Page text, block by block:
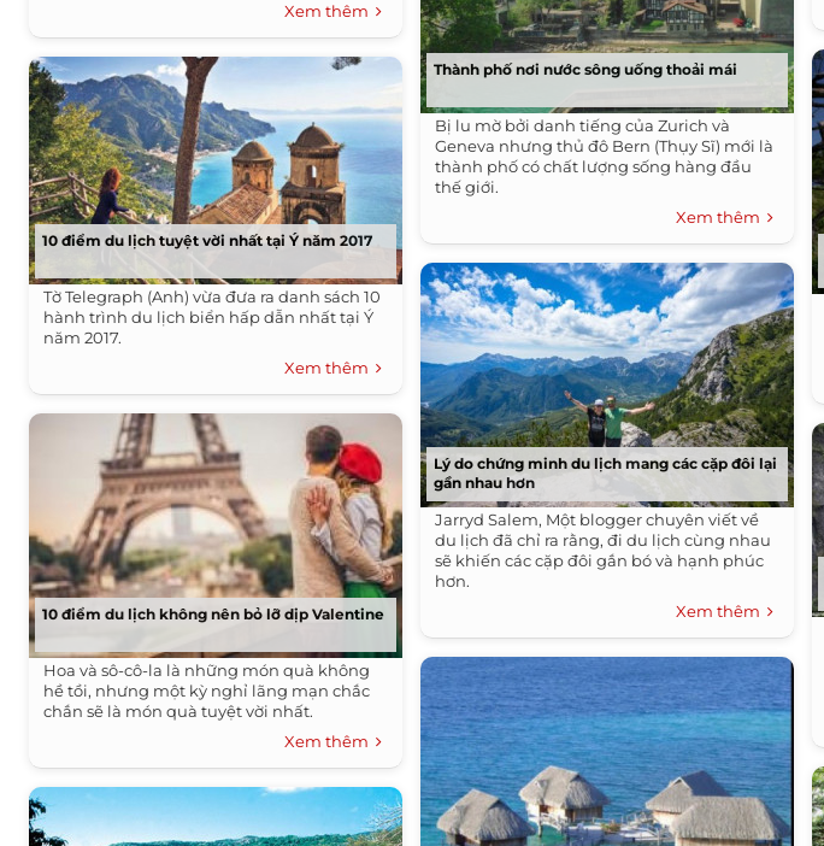
Xem thêm
10 điểm du lịch tuyệt vời nhất tại Ý năm 2017
Tờ Telegraph (Anh) vừa đưa ra danh sách 10
hành trình du lịch biển hấp dẫn nhất tại Ý
năm 2017.
Xem thêm
10 điểm du lịch không nên bỏ lỡ dịp Valentine
Hoa và sô-cô-la là những món quà không
hề tồi, nhưng một kỳ nghỉ lãng mạn chắc
chắn sẽ là món quà tuyệt vời nhất.
Xem thêm
Thành phố nơi nước sông uống thoải mái
Bị lu mờ bởi danh tiếng của Zurich và
Geneva nhưng thủ đô Bern (Thụy Sĩ) mới là
thành phố có chất lượng sống hàng đầu
thế giới.
Xem thêm
Lý do chứng minh du lịch mang các cặp đôi lại
gần nhau hơn
Jarryd Salem, Một blogger chuyên viết về
du lịch đã chỉ ra rằng, đi du lịch cùng nhau
sẽ khiến các cặp đôi gắn bó và hạnh phúc
hơn.
Xem thêm